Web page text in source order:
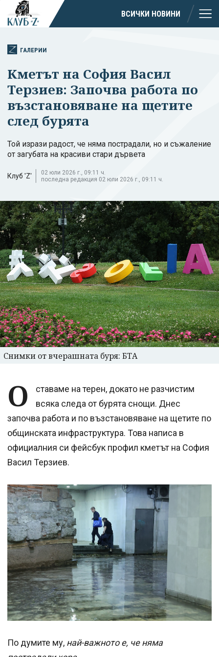
ВСИЧКИ НОВИНИ
ГАЛЕРИИ
Кметът на София Васил
Терзиев: Започва работа по
възстановяване на щетите
след бурята
Той изрази радост, че няма пострадали, но и съжаление
от загубата на красиви стари дървета
Клуб 'Z'
02 юли 2026 г., 09:11 ч.
последна редакция 02 юли 2026 г., 09:11 ч.
Снимки от вчерашната буря: БТА
О
ставаме на терен, докато не разчистим
всяка следа от бурята снощи. Днес
започва работа и по възстановяване на щетите по
общинската инфраструктура. Това написа в
официалния си фейсбук профил кметът на София
Васил Терзиев.
По думите му, най-важното е, че няма